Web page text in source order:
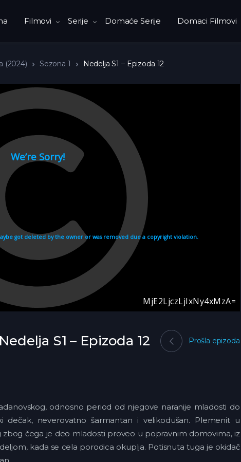
Filmovi Serije Domaće Serije Domaci Filmovi
(2024) Sezona 1 Nedelja S1 – Epizoda 12
S1 – Epizoda 12 Prošla epizoda
odnosno period od njegove naranije mladosti do
dečak, neverovatno šarmantan i velikodušan. Plemenit u
zbog čega je deo mladosti proveo u popravnim domovima, iz
kada se cela porodica okuplja. Potisnuta tuga je okidač